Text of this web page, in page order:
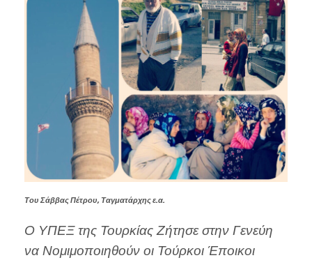
Του Σάββας Πέτρου, Ταγματάρχης ε.α.
Ο ΥΠΕΞ της Τουρκίας Ζήτησε στην Γενεύη
να Νομιμοποιηθούν οι Τούρκοι Έποικοι